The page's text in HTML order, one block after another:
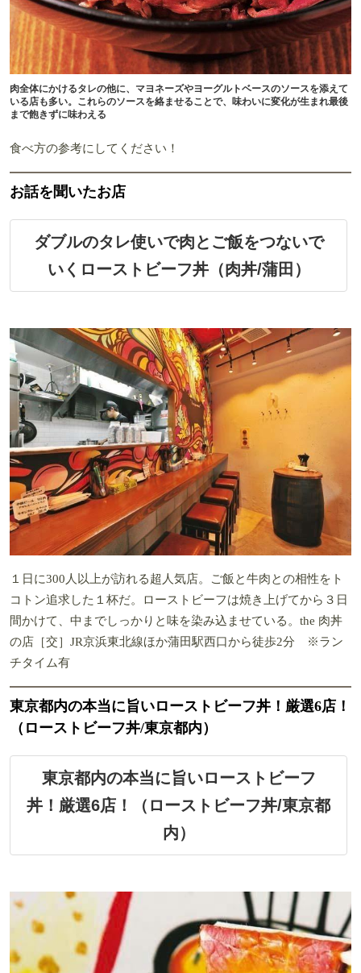
肉全体にかけるタレの他に、マヨネーズやヨーグルトベースのソースを添えて
いる店も多い。これらのソースを絡ませることで、味わいに変化が生まれ最後
まで飽きずに味わえる
食べ方の参考にしてください！
お話を聞いたお店
ダブルのタレ使いで肉とご飯をつないで
いくローストビーフ丼（肉丼/蒲田）
１日に300人以上が訪れる超人気店。ご飯と牛肉との相性をト
コトン追求した１杯だ。ローストビーフは焼き上げてから３日
間かけて、中までしっかりと味を染み込ませている。the 肉丼
の店［交］JR京浜東北線ほか蒲田駅西口から徒歩2分 ※ラン
チタイム有
東京都内の本当に旨いローストビーフ丼！厳選6店！
（ローストビーフ丼/東京都内）
東京都内の本当に旨いローストビーフ
丼！厳選6店！（ローストビーフ丼/東京都
内）